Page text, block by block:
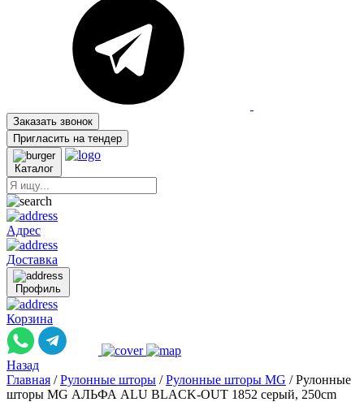
Заказать звонок
Пригласить на тендер
Каталог
Адрес
Доставка
Профиль
Корзина
Назад
Главная / Рулонные шторы / Рулонные шторы MG / Рулонные
шторы MG АЛЬФА ALU BLACK-OUT 1852 серый, 250cm